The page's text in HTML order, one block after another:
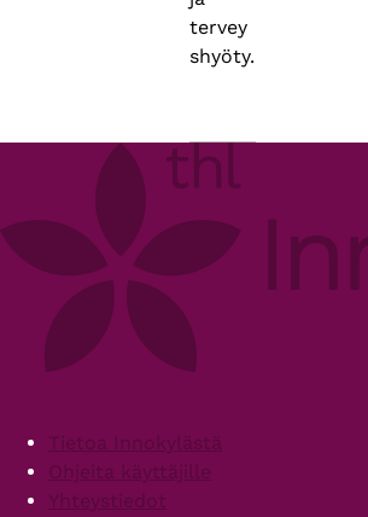
tervey
shyöty.
FooterTietoa Innokylästä
Ohjeita käyttäjille
Yhteystiedot